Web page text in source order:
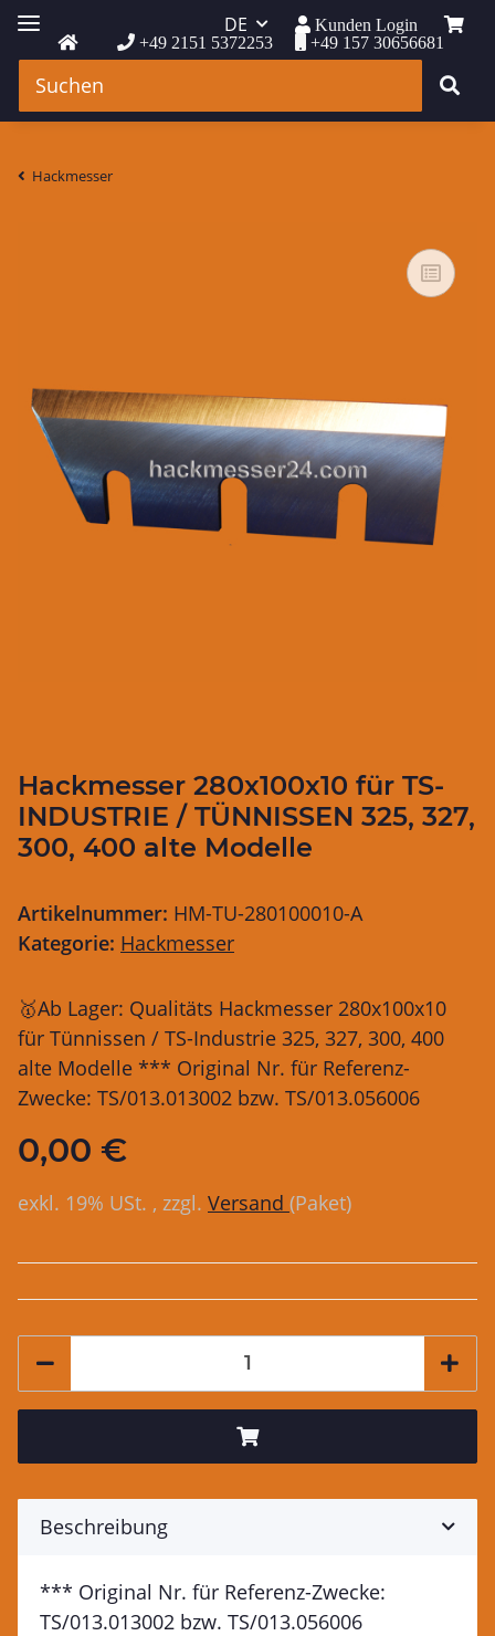
+49 2151 5372253 +49 157 30656681
DE Kunden Login
Hackmesser
Hackmesser 280x100x10 für TS-
INDUSTRIE / TÜNNISSEN 325, 327,
300, 400 alte Modelle
Artikelnummer: HM-TU-280100010-A
Kategorie: Hackmesser
🥇Ab Lager: Qualitäts Hackmesser 280x100x10
für Tünnissen / TS-Industrie 325, 327, 300, 400
alte Modelle *** Original Nr. für Referenz-
Zwecke: TS/013.013002 bzw. TS/013.056006
0,00 €
exkl. 19% USt. , zzgl. Versand (Paket)
Beschreibung
*** Original Nr. für Referenz-Zwecke:
TS/013.013002 bzw. TS/013.056006